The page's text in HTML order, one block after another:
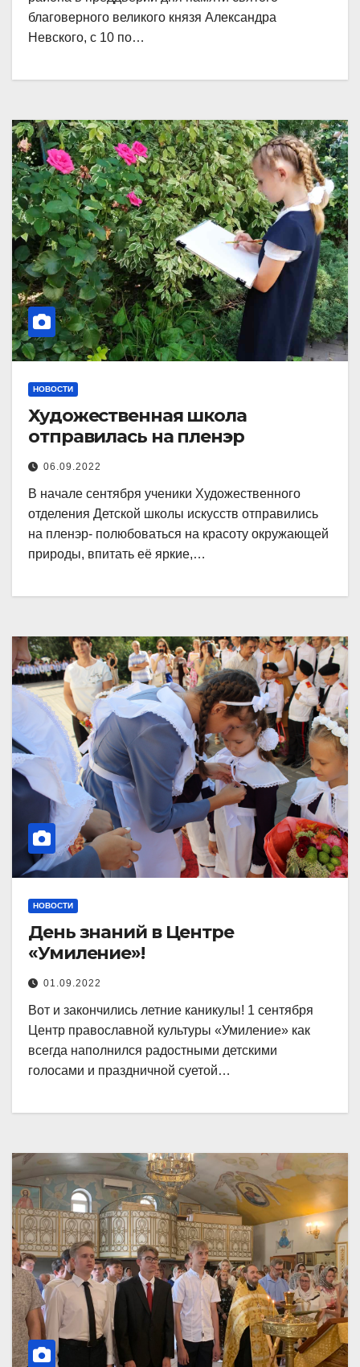
благоверного великого князя Александра
Невского, с 10 по…
НОВОСТИ
Художественная школа
отправилась на пленэр
06.09.2022
В начале сентября ученики Художественного
отделения Детской школы искусств отправились
на пленэр- полюбоваться на красоту окружающей
природы, впитать её яркие,…
НОВОСТИ
День знаний в Центре
«Умиление»!
01.09.2022
Вот и закончились летние каникулы! 1 сентября
Центр православной культуры «Умиление» как
всегда наполнился радостными детскими
голосами и праздничной суетой…